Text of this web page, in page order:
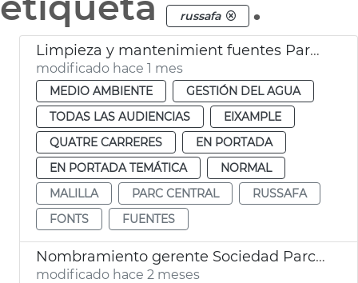
russafa
Limpieza y mantenimient fuentes Parc Central València
modificado hace 1 mes
MEDIO AMBIENTE
GESTIÓN DEL AGUA
TODAS LAS AUDIENCIAS
EIXAMPLE
QUATRE CARRERES
EN PORTADA
EN PORTADA TEMÁTICA
NORMAL
MALILLA
PARC CENTRAL
RUSSAFA
FONTS
FUENTES
Nombramiento gerente Sociedad Parco Central València
modificado hace 2 meses